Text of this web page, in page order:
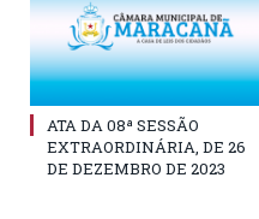
ATA DA 08ª SESSÃO
EXTRAORDINÁRIA, DE 26
DE DEZEMBRO DE 2023